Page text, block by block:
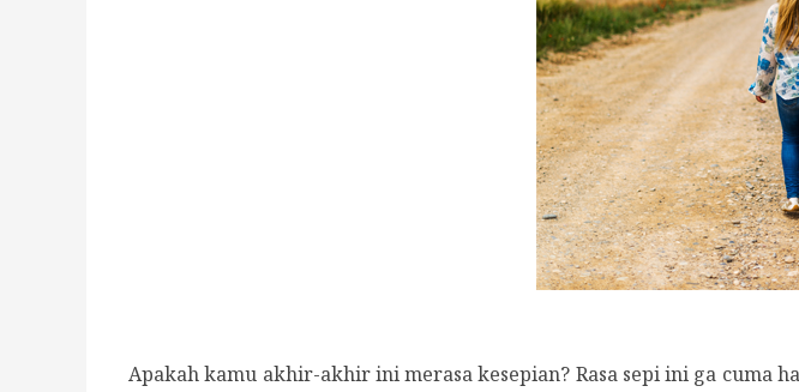
Apakah kamu akhir-akhir ini merasa kesepian? Rasa sepi ini ga cuma